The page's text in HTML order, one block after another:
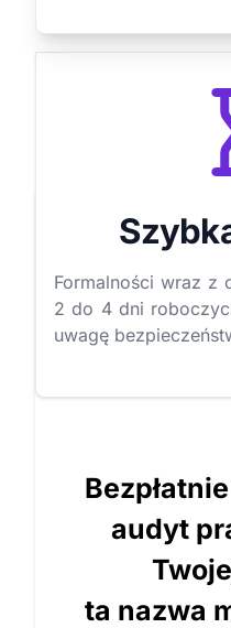
Formalności wraz z
2 do 4 dni
uwagę
audyt
ta nazwa